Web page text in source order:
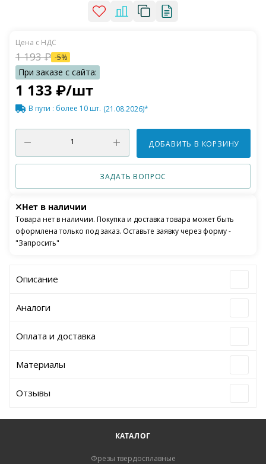
1 133 ₽/шт
1 193₽ -5%
В пути : более 10 шт. (21.08.2026)*
ДОБАВИТЬ В КОРЗИНУ
ЗАДАТЬ ВОПРОС
Нет в наличии
Товара нет в наличии. Покупка и доставка товара может быть
оформлена только под заказ. Оставьте заявку через форму -
"Запросить"
Описание
Аналоги
Оплата и доставка
Материалы
Отзывы
КАТАЛОГ
Фрезы твердосплавные